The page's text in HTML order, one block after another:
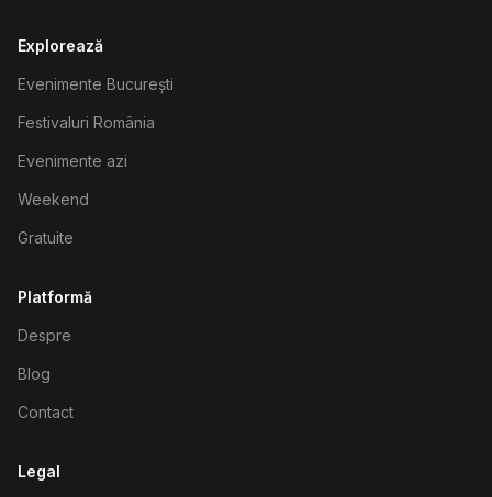
Explorează
Evenimente București
Festivaluri România
Evenimente azi
Weekend
Gratuite
Platformă
Despre
Blog
Contact
Legal